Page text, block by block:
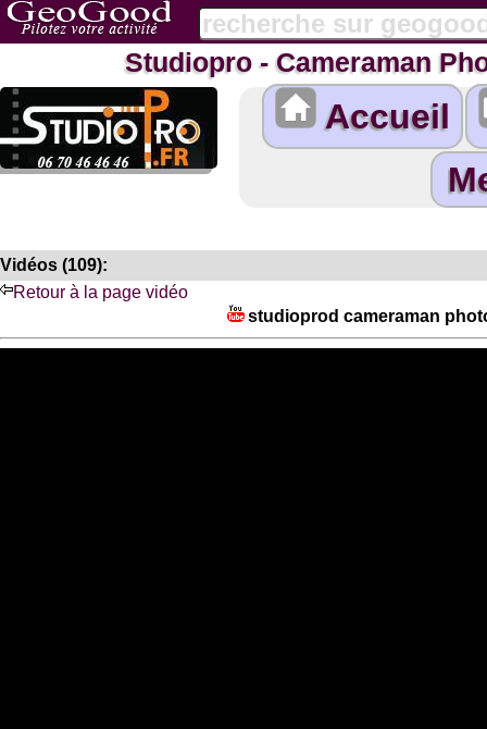
Studiopro - Cameraman
Accueil
Vidéos (109):
Retour à la page vidéo
studioprod cameraman